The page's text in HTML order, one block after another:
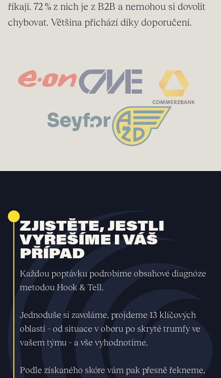
říkají. 72 % z nich je z B2B a nemohou si dovolit
chybovat. Většina přichází díky doporučení.
ZJISTĚTE, JESTLI
VYŘEŠÍME I VÁŠ
PŘÍPAD
Každou poptávku podrobíme obsahové diagnóze
metodou Hook & Tell.
Jednoduše si zavoláme, projdeme 13 klíčových
oblastí – od situace v oboru po skryté trumfy ve
vašem týmu – a vše vyhodnotíme.
Podle získaného skóre vám pak přesně řekneme,